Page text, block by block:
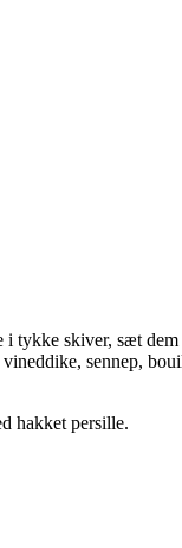
tykke skiver, sæt
sennep,
hakket persille.